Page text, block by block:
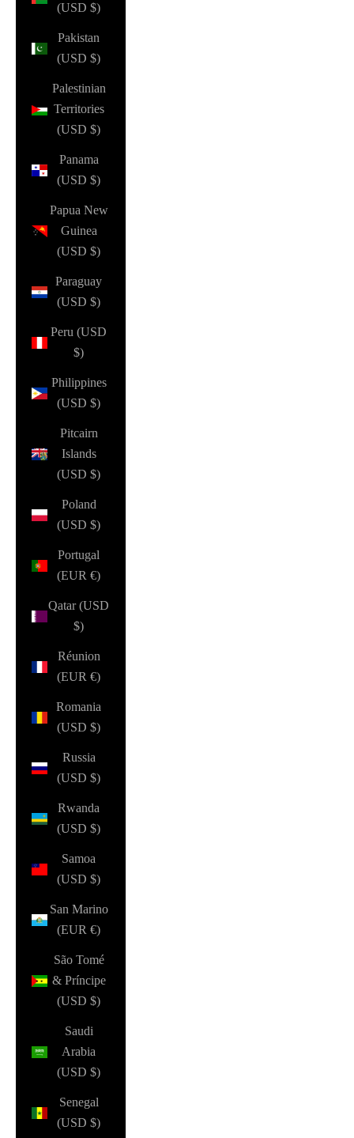
(USD $)
Pakistan
(USD $)
Palestinian
Territories
(USD $)
Panama
(USD $)
Papua New
Guinea
(USD $)
Paraguay
(USD $)
Peru (USD
$)
Philippines
(USD $)
Pitcairn
Islands
(USD $)
Poland
(USD $)
Portugal
(EUR €)
Qatar (USD
$)
Réunion
(EUR €)
Romania
(USD $)
Russia
(USD $)
Rwanda
(USD $)
Samoa
(USD $)
San Marino
(EUR €)
São Tomé
& Príncipe
(USD $)
Saudi
Arabia
(USD $)
Senegal
(USD $)